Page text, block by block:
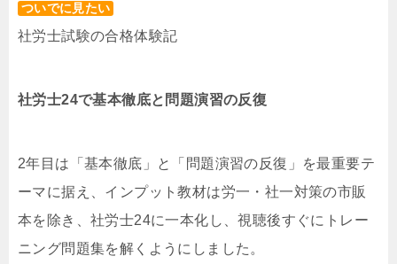
ついでに見たい
社労士試験の合格体験記
社労士24で基本徹底と問題演習の反復
2年目は「基本徹底」と「問題演習の反復」を最重要テ
ーマに据え、インプット教材は労一・社一対策の市販
本を除き、社労士24に一本化し、視聴後すぐにトレー
ニング問題集を解くようにしました。